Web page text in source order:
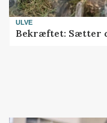
ULVE
Bekræftet: Sætter